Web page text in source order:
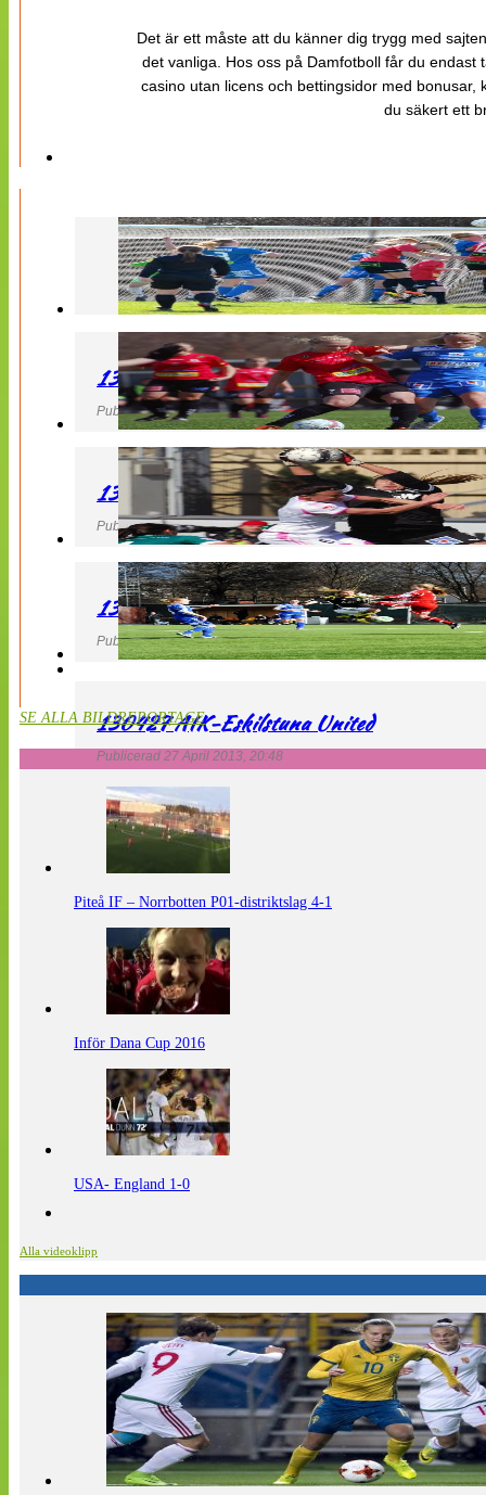
Det är ett måste att du känner dig trygg med
det vanliga. Hos oss på Damfotboll får du
casino utan licens och bettingsidor med
du säkert ett
130427 LB 07 – QBIK
Publicerad 27 April 2013, 22:40
130427 IF Limhamn Bunkeflo – QBIK
Publicerad 27 April 2013, 21:10
130427 LdB FC Malmö – Mallbackens IF
Publicerad 27 April 2013, 20:54
130427 AIK-Eskilstuna United
Publicerad 27 April 2013, 20:48
SE ALLA BILDREPORTAGE
Piteå IF – Norrbotten P01-distriktslag 4-1
Inför Dana Cup 2016
USA- England 1-0
Alla videoklipp